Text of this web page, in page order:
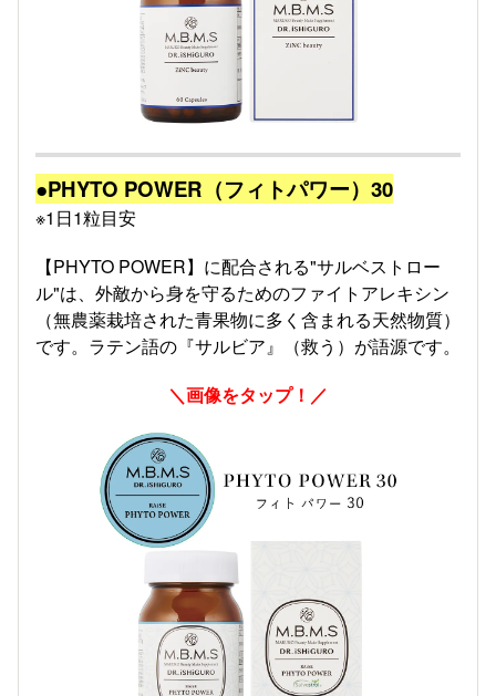
●PHYTO POWER（フィトパワー）30
※1日1粒目安
【PHYTO POWER】に配合される"サルベストロー
ル"は、外敵から身を守るためのファイトアレキシン
（無農薬栽培された青果物に多く含まれる天然物質）
です。ラテン語の『サルビア』（救う）が語源です。
＼画像をタップ！／